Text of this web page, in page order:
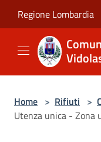
Regione Lombardia
Home > Rifiuti >
Utenza unica - Zona